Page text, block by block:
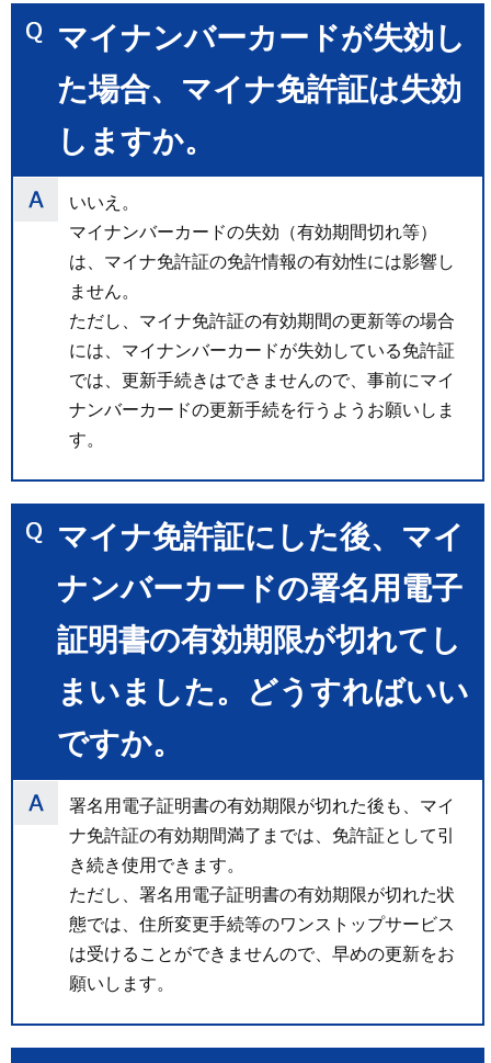
マイナンバーカードが失効し
た場合、マイナ免許証は失効
しますか。
いいえ。
マイナンバーカードの失効（有効期間切れ等）
は、マイナ免許証の免許情報の有効性には影響し
ません。
ただし、マイナ免許証の有効期間の更新等の場合
には、マイナンバーカードが失効している免許証
では、更新手続きはできませんので、事前にマイ
ナンバーカードの更新手続を行うようお願いしま
す。
マイナ免許証にした後、マイ
ナンバーカードの署名用電子
証明書の有効期限が切れてし
まいました。どうすればいい
ですか。
署名用電子証明書の有効期限が切れた後も、マイ
ナ免許証の有効期間満了までは、免許証として引
き続き使用できます。
ただし、署名用電子証明書の有効期限が切れた状
態では、住所変更手続等のワンストップサービス
は受けることができませんので、早めの更新をお
願いします。